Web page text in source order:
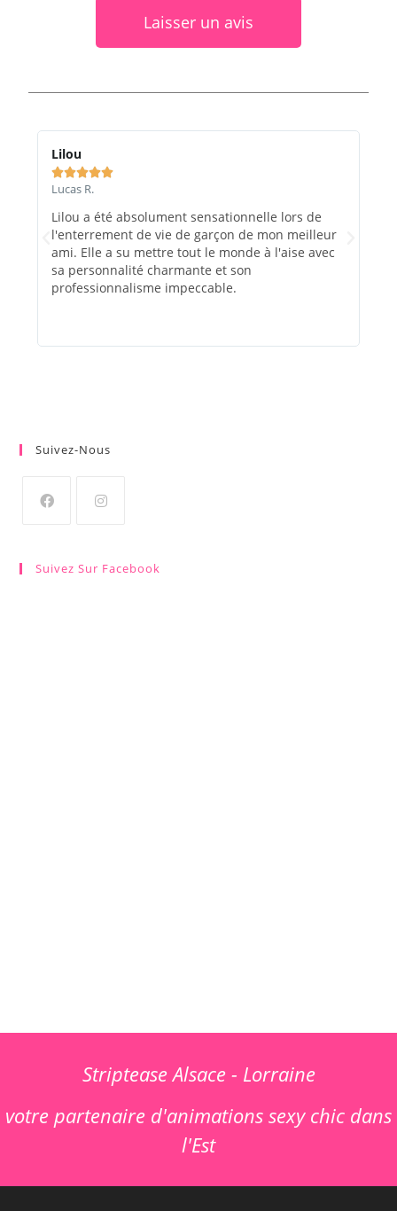
Laisser un avis
Lilou

Lucas R.
Lilou a été absolument sensationnelle lors de
l'enterrement de vie de garçon de mon meilleur
ami. Elle a su mettre tout le monde à l'aise avec
sa personnalité charmante et son
professionnalisme impeccable.
Suivez-Nous
Suivez Sur Facebook
Striptease Alsace - Lorraine
votre partenaire d'animations sexy chic dans
l'Est